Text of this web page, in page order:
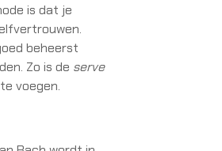
is dat je
beheerst
Zo is de serve
voegen.